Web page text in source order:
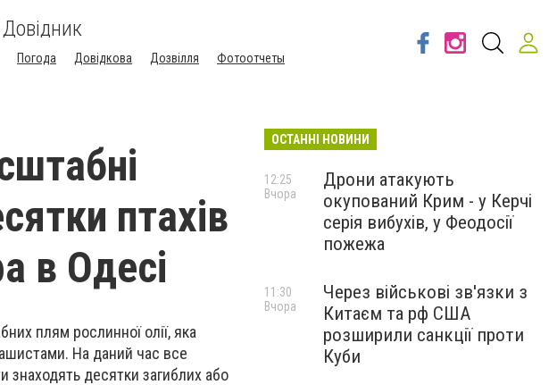
Довідник
Погода Довідкова Дозвілля Фотоотчеты
птахів
в Одесі
плям рослинної олії, яка
На даний час все
знаходять десятки загиблих або
ОСТАННІ НОВИНИ
Дрони атакують
окупований Крим - у Керчі
серія вибухів, у Феодосії
пожежа
12:25
Вчора
Через військові зв'язки з
Китаєм та рф США
розширили санкції проти
Куби
11:30
Вчора